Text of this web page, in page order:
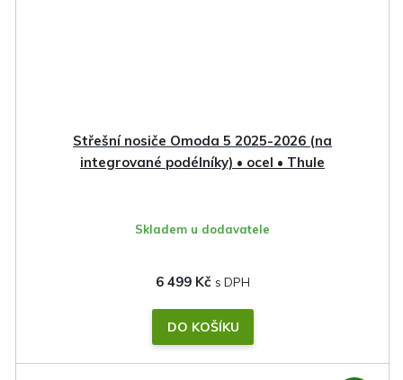
Střešní nosiče Omoda 5 2025-2026 (na
integrované podélníky) • ocel • Thule
Skladem u dodavatele
6 499 Kč
DO KOŠÍKU